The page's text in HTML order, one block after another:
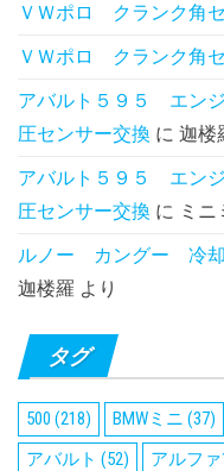
ＶＷポロ クランク角
ＶＷポロ クランク角
アバルト５９５ エン
圧センサー交換 に 迦楼
アバルト５９５ エン
圧センサー交換 に ミニ
ルノー カングー 冷
迦楼羅 より
タグ
500 (218) BMWミニ (37)
アバルト (52) アルファ